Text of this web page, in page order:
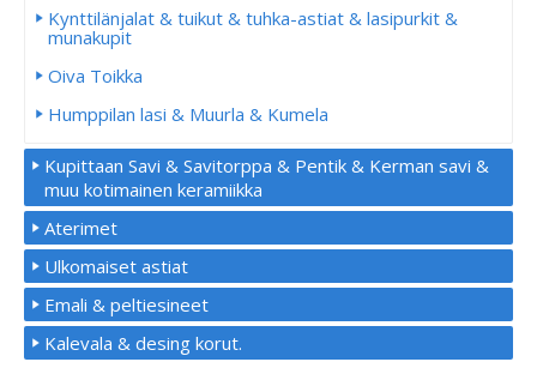
Kynttilänjalat & tuikut & tuhka-astiat & lasipurkit &
munakupit
Oiva Toikka
Humppilan lasi & Muurla & Kumela
Kupittaan Savi & Savitorppa & Pentik & Kerman savi &
muu kotimainen keramiikka
Aterimet
Ulkomaiset astiat
Emali & peltiesineet
Kalevala & desing korut.